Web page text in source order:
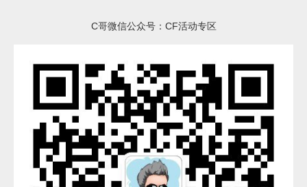
C哥微信公众号：CF活动专区